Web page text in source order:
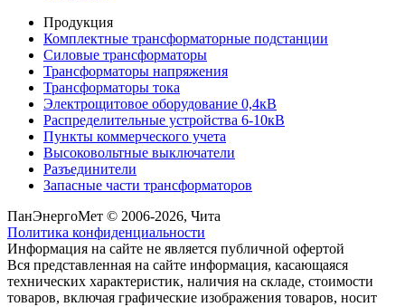
Продукция
Комплектные трансформаторные подстанции
Силовые трансформаторы
Трансформаторы напряжения
Трансформаторы тока
Электрощитовое оборудование 0,4кВ
Распределительные устройства 6-10кВ
Пункты коммерческого учета
Высоковольтные выключатели
Разъединители
Запасные части трансформаторов
ПанЭнергоМет © 2006-2026, Чита
Политика конфиденциальности
Информация на сайте не является публичной офертой
Вся представленная на сайте информация, касающаяся
технических характеристик, наличия на складе, стоимости
товаров, включая графические изображения товаров, носит